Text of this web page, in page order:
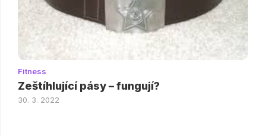
Fitness
Zeštíhlující pásy – fungují?
30. 3. 2022